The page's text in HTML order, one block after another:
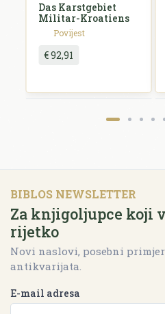
Das Karstgebiet
Militar-Kroatiens
Povijest
€ 92,91
BIBLOS NEWSLETTER
Za knjigoljupce koji
rijetko
Novi naslovi, posebni
antikvarijata.
E-mail adresa